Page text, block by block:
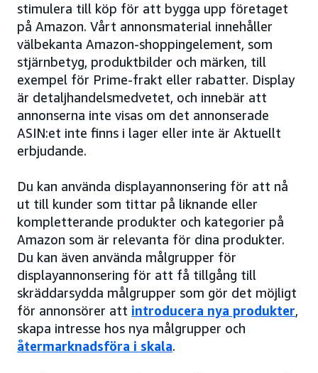
stimulera till köp för att bygga upp företaget
på Amazon. Vårt annonsmaterial innehåller
välbekanta Amazon-shoppingelement, som
stjärnbetyg, produktbilder och märken, till
exempel för Prime-frakt eller rabatter. Display
är detaljhandelsmedvetet, och innebär att
annonserna inte visas om det annonserade
ASIN:et inte finns i lager eller inte är Aktuellt
erbjudande.
Du kan använda displayannonsering för att nå
ut till kunder som tittar på liknande eller
kompletterande produkter och kategorier på
Amazon som är relevanta för dina produkter.
Du kan även använda målgrupper för
displayannonsering för att få tillgång till
skräddarsydda målgrupper som gör det möjligt
för annonsörer att introducera nya produkter,
skapa intresse hos nya målgrupper och
återmarknadsföra i skala.